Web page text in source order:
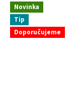
Novinka
Tip
Doporučujeme